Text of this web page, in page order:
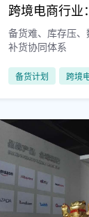
跨境电商行业
备货难、库存压
补货协同体系
备货计划 跨境